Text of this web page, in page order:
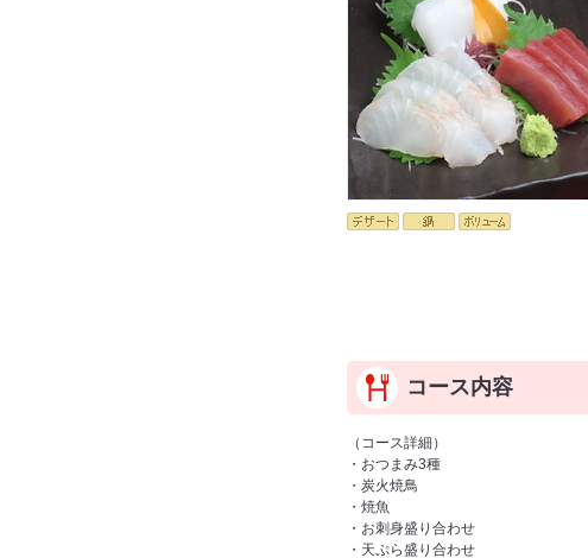
コース内容
（コース詳細）
・おつまみ3種
・炭火焼鳥
・焼魚
・お刺身盛り合わせ
・天ぷら盛り合わせ